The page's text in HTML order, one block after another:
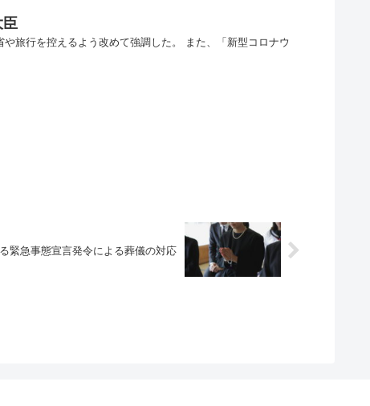
臣
旅行を控えるよう改めて強調した。 また、「新型コロナウ
緊急事態宣言発令による葬儀の対応